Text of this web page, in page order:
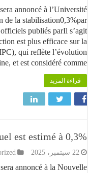
sera annoncé à
de la
officiels publiés parIl
est plus
(IPC), qui reflète
et est considéré
المزيد
est estimé à
sera annoncé à la